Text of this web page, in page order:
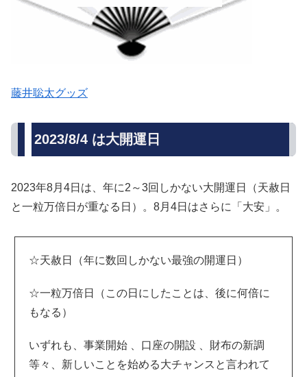
藤井聡太グッズ
2023/8/4 は大開運日
2023年8月4日は、年に2～3回しかない大開運日（天赦日
と一粒万倍日が重なる日）。8月4日はさらに「大安」。
☆天赦日（年に数回しかない最強の開運日）
☆一粒万倍日（この日にしたことは、後に何倍に
もなる）
いずれも、事業開始 、口座の開設 、財布の新調
等々、新しいことを始める大チャンスと言われて